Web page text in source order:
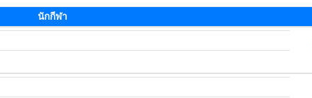
นักกีฬา